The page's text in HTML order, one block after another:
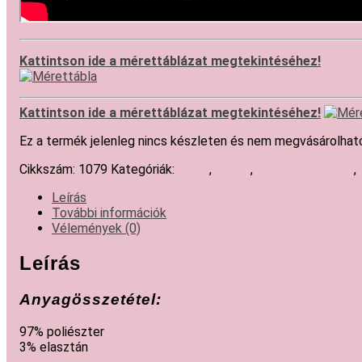
Kattintson ide a mérettáblázat megtekintéséhez!
Kattintson ide a mérettáblázat megtekintéséhez!
Ez a termék jelenleg nincs készleten és nem
Cikkszám: 1079 Kategóriák: , , ,
Leírás
További információk
Vélemények (0)
Leírás
Anyagösszetétel:
97% poliészter
3% elasztán